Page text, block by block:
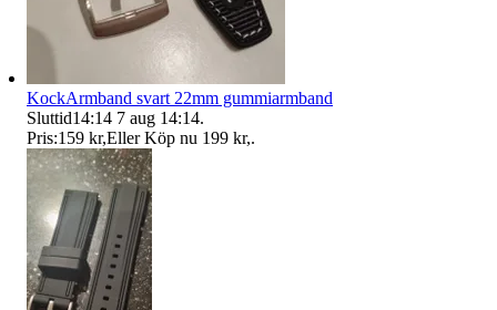
KockArmband svart 22mm gummiarmband
Sluttid14:14 7 aug 14:14.
Pris:159 kr,Eller Köp nu 199 kr,.